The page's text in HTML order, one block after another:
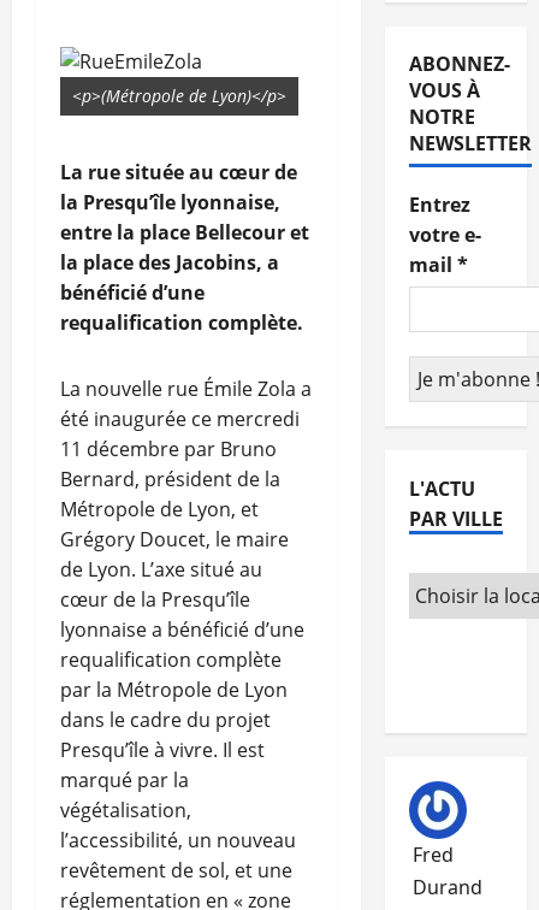
<p>(Métropole de Lyon)</p>
La rue située au cœur de
la Presqu’île lyonnaise,
entre la place Bellecour et
la place des Jacobins, a
bénéficié d’une
requalification complète.
La nouvelle rue Émile Zola a
été inaugurée ce mercredi
11 décembre par Bruno
Bernard, président de la
Métropole de Lyon, et
Grégory Doucet, le maire
de Lyon. L’axe situé au
cœur de la Presqu’île
lyonnaise a bénéficié d’une
requalification complète
par la Métropole de Lyon
dans le cadre du projet
Presqu’île à vivre. Il est
marqué par la
végétalisation,
l’accessibilité, un nouveau
revêtement de sol, et une
réglementation en « zone
ABONNEZ-
VOUS À
NOTRE
NEWSLETTER
Entrez
votre e-
mail *
L'ACTU
PAR VILLE
Fred
Durand